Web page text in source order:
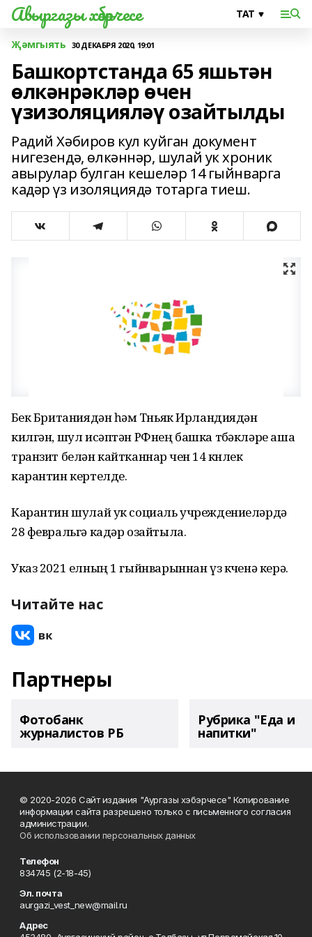
Авыргазы хәбәрчесе
Җәмгыять 30 ДЕКАБРЯ 2020, 19:01
Башкортстанда 65 яшьтән
өлкәнрәкләр өчен
үзизоляцияләү озайтылды
Радий Хәбиров кул куйган документ
нигезендә, өлкәннәр, шулай ук хроник
авырулар булган кешеләр 14 гыйнварга
кадәр үз изоляциядә тотарга тиеш.
Бөек Британиядән һәм Төньяк Ирландиядән
килгән, шул исәптән РФнең башка төбәкләре аша
транзит белән кайтканнар өчен 14 көнлек
карантин кертелде.
Карантин шулай ук социаль учреждениеләрдә
28 февральгә кадәр озайтыла.
Указ 2021 елның 1 гыйнварыннан үз көченә керә.
Читайте нас
Партнеры
Фотобанк
журналистов РБ
Рубрика "Еда и
напитки"
© 2020-2026 Сайт издания "Аургазы хэбэрчесе" Копирование
информации сайта разрешено только с письменного согласия
администрации.
Об использовании персональных данных
Телефон
834745 (2-18-45)
Эл. почта
aurgazi_vest_new@mail.ru
Адрес